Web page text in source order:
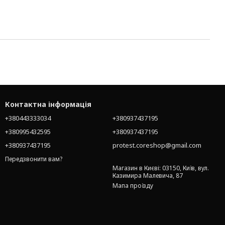
Контактна інформація
+380443333034
+380995432595
+380937437195
Передзвонити вам?
+380937437195
+380937437195
protest.coreshop@gmail.com
Магазин в Києві: 03150, Київ, вул.
Казимира Малевича, 87
Мапа проїзду